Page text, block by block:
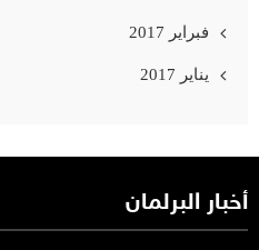
فبراير 2017
يناير 2017
أخبار البرلمان